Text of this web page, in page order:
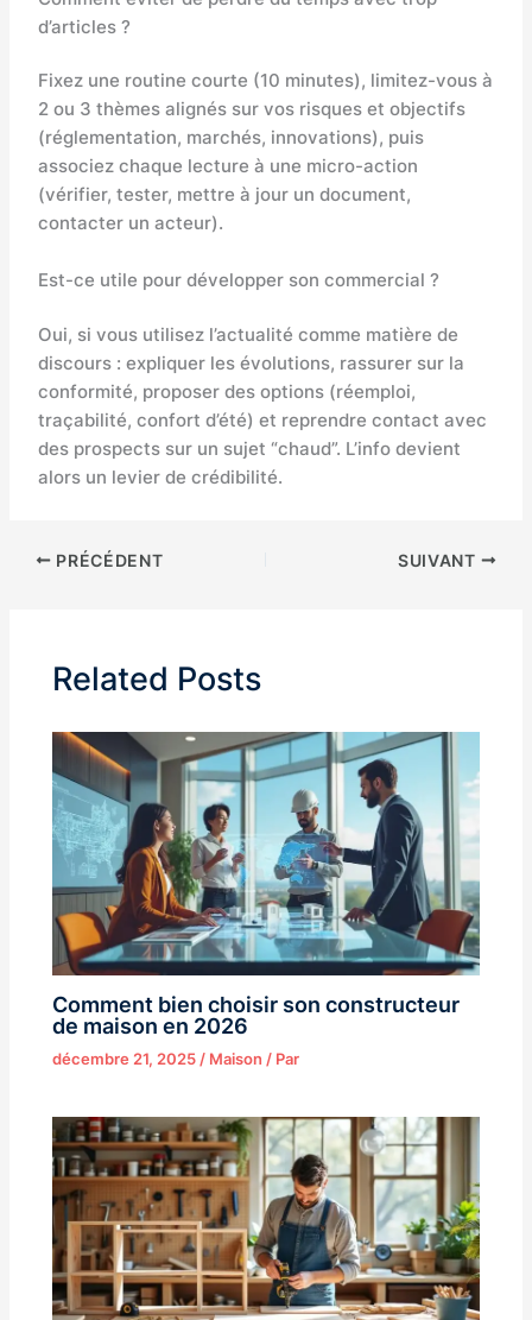
d’articles ?
Fixez une routine courte (10 minutes), limitez-vous à
2 ou 3 thèmes alignés sur vos risques et objectifs
(réglementation, marchés, innovations), puis
associez chaque lecture à une micro-action
(vérifier, tester, mettre à jour un document,
contacter un acteur).
Est-ce utile pour développer son commercial ?
Oui, si vous utilisez l’actualité comme matière de
discours : expliquer les évolutions, rassurer sur la
conformité, proposer des options (réemploi,
traçabilité, confort d’été) et reprendre contact avec
des prospects sur un sujet “chaud”. L’info devient
alors un levier de crédibilité.
PRÉCÉDENT SUIVANT
Related Posts
Comment bien choisir son constructeur
de maison en 2026
décembre 21, 2025 / Maison / Par